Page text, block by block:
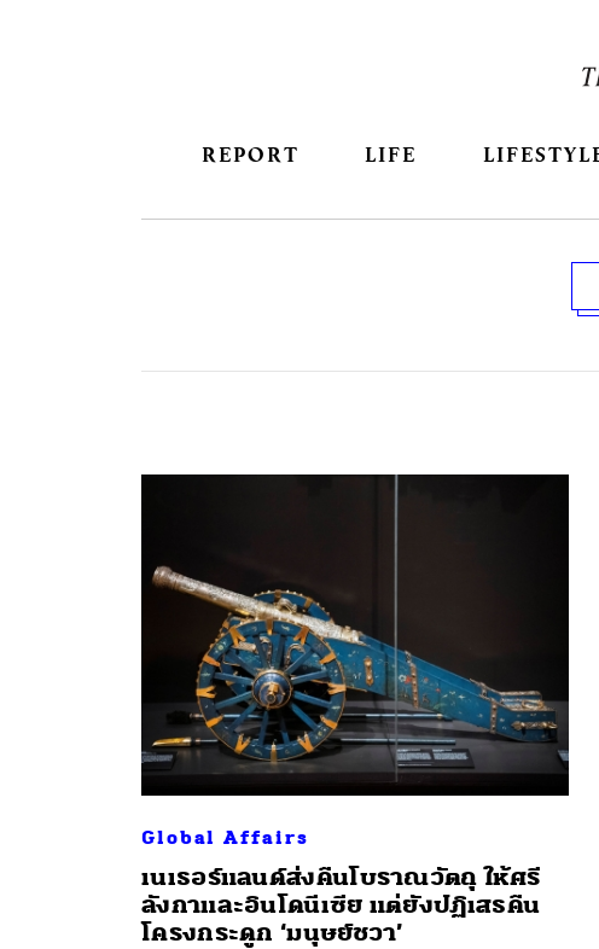
REPORT LIFE
Global Affairs
เนเธอร์แลนด์ส่งคืนโบราณวัตถุ ให้ศรี
ลังกาและอินโดนีเซีย แต่ยังปฏิเสธคืน
โครงกระดูก ‘มนุษย์ชวา’
ค้นหา